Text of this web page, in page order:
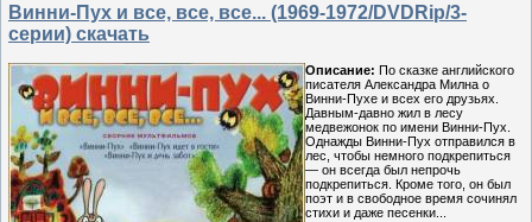
Винни-Пух и все, все, все... (1969-1972/DVDRip/3-
серии) скачать
Описание: По сказке английского
писателя Александра Милна о
Винни-Пухе и всех его друзьях.
Давным-давно жил в лесу
медвежонок по имени Винни-Пух.
Однажды Винни-Пух отправился в
лес, чтобы немного подкрепиться
— он всегда был непрочь
подкрепиться. Кроме того, он был
поэт и в свободное время сочинял
стихи и даже песенки...